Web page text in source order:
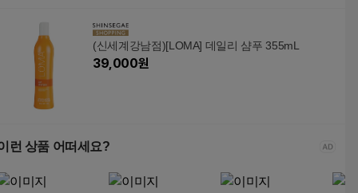
(신세계강남점)[LOMA] 데일리 샴푸 355mL
39,000원
런 상품 어떠세요?